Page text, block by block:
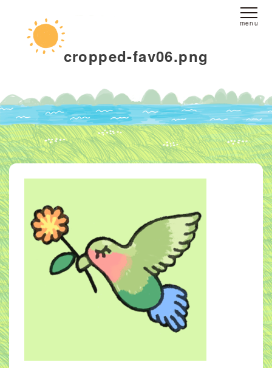
ホーム
fine yogaについて
スタジオへのアクセス
レッスンについて
スタジオレッスン
オンラインレッスン
ブログ
お客様の声
お問い合わせ
cropped-fav06.png